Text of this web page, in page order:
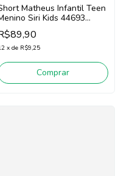
Matheus Infantil Teen
Siri Kids 44693
(Marinho)
x de R$9,25
Comprar